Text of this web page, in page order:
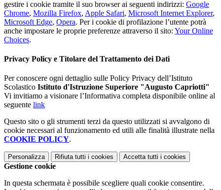
gestire i cookie tramite il suo browser ai seguenti indirizzi: Google
Chrome, Mozilla Firefox, Apple Safari, Microsoft Internet Explorer,
Microsoft Edge, Opera. Per i cookie di profilazione l’utente potrà
anche impostare le proprie preferenze attraverso il sito: Your Online
Choices.
Privacy Policy e Titolare del Trattamento dei Dati
Per conoscere ogni dettaglio sulle Policy Privacy dell’Istituto
Scolastico Istituto d'Istruzione Superiore "Augusto Capriotti"
Vi invitiamo a visionare l’Informativa completa disponibile online al
seguente link
Questo sito o gli strumenti terzi da questo utilizzati si avvalgono di
cookie necessari al funzionamento ed utili alle finalità illustrate nella
COOKIE POLICY.
Personalizza Rifiuta tutti i cookies Accetta tutti i cookies
Gestione cookie
In questa schermata è possibile scegliere quali cookie consentire.